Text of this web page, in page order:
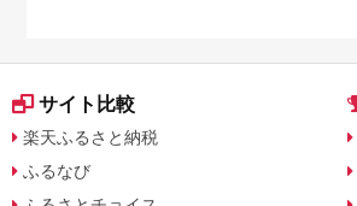
サイト比較
楽天ふるさと納税
ふるなび